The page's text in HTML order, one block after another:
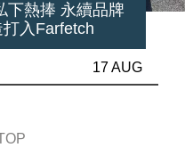
下熱捧 永續品牌
入Farfetch
17 AUG